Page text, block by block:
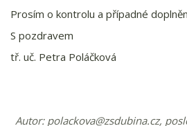
Prosím o kontrolu a případné
S pozdravem
tř. uč. Petra Poláčková
Autor: polackova@zsdubina.cz,